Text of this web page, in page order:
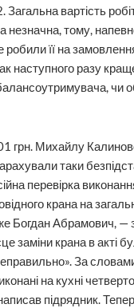
вартість
незначна, тому,
робили її на
наступного разу
чи
грн. Михайлу
таки
перевірка
крана на
Богдан Абрамович, —
заміни крана в акті
За
на кухні
підрядник.